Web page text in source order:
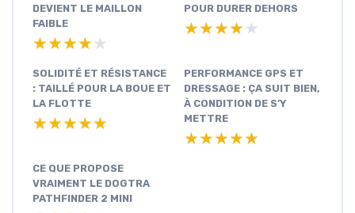
DEVIENT LE MAILLON
FAIBLE
★★★★★
★★★★★
POUR DURER DEHORS
★★★★★
★★★★★
SOLIDITÉ ET RÉSISTANCE
: TAILLÉ POUR LA BOUE ET
LA FLOTTE
★★★★★
★★★★★
PERFORMANCE GPS ET
DRESSAGE : ÇA SUIT BIEN,
À CONDITION DE S’Y
METTRE
★★★★★
★★★★★
CE QUE PROPOSE
VRAIMENT LE DOGTRA
PATHFINDER 2 MINI